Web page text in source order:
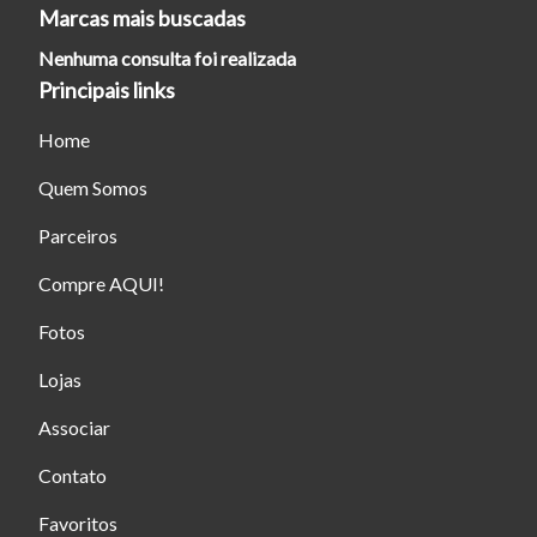
Marcas mais buscadas
Nenhuma consulta foi realizada
Principais links
Home
Quem Somos
Parceiros
Compre AQUI!
Fotos
Lojas
Associar
Contato
Favoritos